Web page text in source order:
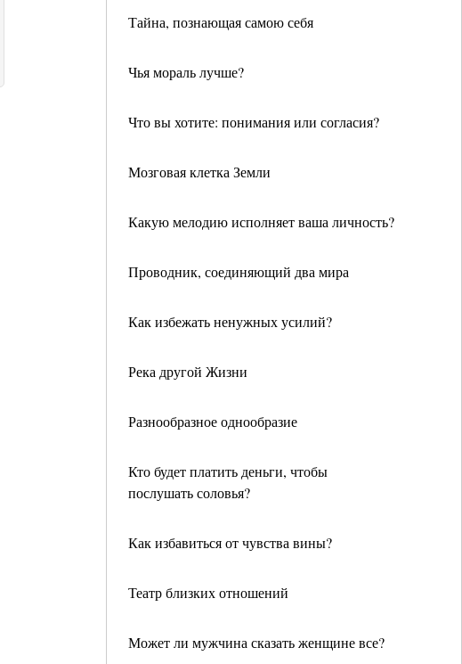
Тайна, познающая самою себя
Чья мораль лучше?
Что вы хотите: понимания или согласия?
Мозговая клетка Земли
Какую мелодию исполняет ваша личность?
Проводник, соединяющий два мира
Как избежать ненужных усилий?
Река другой Жизни
Разнообразное однообразие
Кто будет платить деньги, чтобы
послушать соловья?
Как избавиться от чувства вины?
Театр близких отношений
Может ли мужчина сказать женщине все?